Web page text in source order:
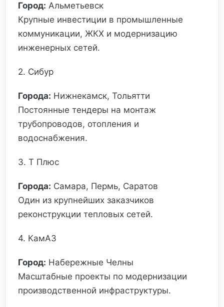
Город: Альметьевск
Крупные инвестиции в промышленные
коммуникации, ЖКХ и модернизацию
инженерных сетей.
2. Сибур
Города: Нижнекамск, Тольятти
Постоянные тендеры на монтаж
трубопроводов, отопления и
водоснабжения.
3. Т Плюс
Города: Самара, Пермь, Саратов
Один из крупнейших заказчиков
реконструкции тепловых сетей.
4. КамАЗ
Город: Набережные Челны
Масштабные проекты по модернизации
производственной инфраструктуры.